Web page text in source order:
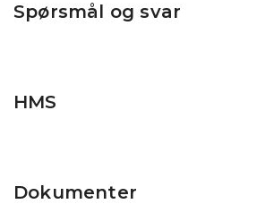
Spørsmål og svar
HMS
Dokumenter